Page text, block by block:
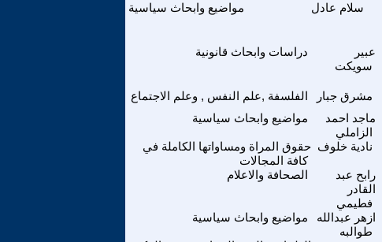
مواضيع وابحاث سياسية سلام عادل
دراسات وابحاث قانونية
عبير
سويكت
الفلسفة ,علم النفس , وعلم الاجتماع مشرق جبار
مواضيع وابحاث سياسية
ماجد احمد
الزاملي
حقوق المراة ومساواتها الكاملة في
كافة المجالات
نادية خلوف
الصحافة والاعلام
رابح عبد
القادر
فطيمي
مواضيع وابحاث سياسية
ازهر عبدالله
طوالبه